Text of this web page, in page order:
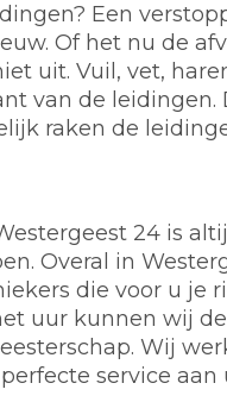
Een
Of het nu de
uit. Vuil, vet,
van de
raken de
24 is
Overal in
die voor u je
uur kunnen wij
Wij
service